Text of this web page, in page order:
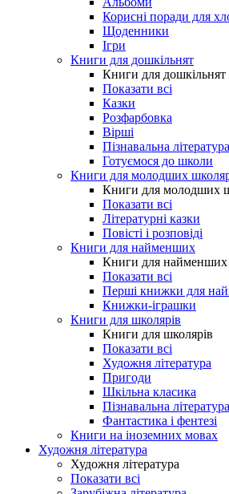
Корисні поради для
Щоденники
Ігри
Книги для дошкільнят
Книги для дошкільнят
Показати всі
Казки
Розфарбовка
Вірші
Пізнавальна література
Готуємося до школи
Книги для молодших
Книги для молодших
Показати всі
Літературні казки
Повісті і розповіді
Книги для найменших
Книги для найменших
Показати всі
Перші книжки для
Книжки-іграшки
Книги для школярів
Книги для школярів
Показати всі
Художня література
Пригоди
Шкільна класика
Пізнавальна література
Фантастика і фентезі
Книги на іноземних мовах
Художня література
Художня література
Показати всі